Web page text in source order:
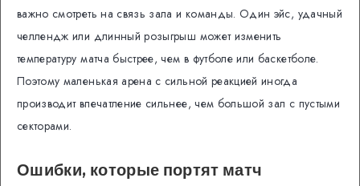
важно смотреть на связь зала и команды. Один эйс, удачный
челлендж или длинный розыгрыш может изменить
температуру матча быстрее, чем в футболе или баскетболе.
Поэтому маленькая арена с сильной реакцией иногда
производит впечатление сильнее, чем большой зал с пустыми
секторами.
Ошибки, которые портят матч